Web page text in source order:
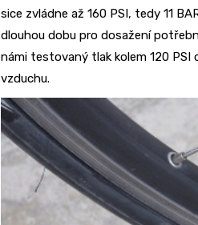
sice zvládne až 160 PSI, tedy 11
dlouhou dobu pro dosažení
námi testovaný tlak kolem 120 PSI
vzduchu.